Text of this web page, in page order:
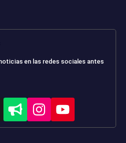
en las redes sociales antes